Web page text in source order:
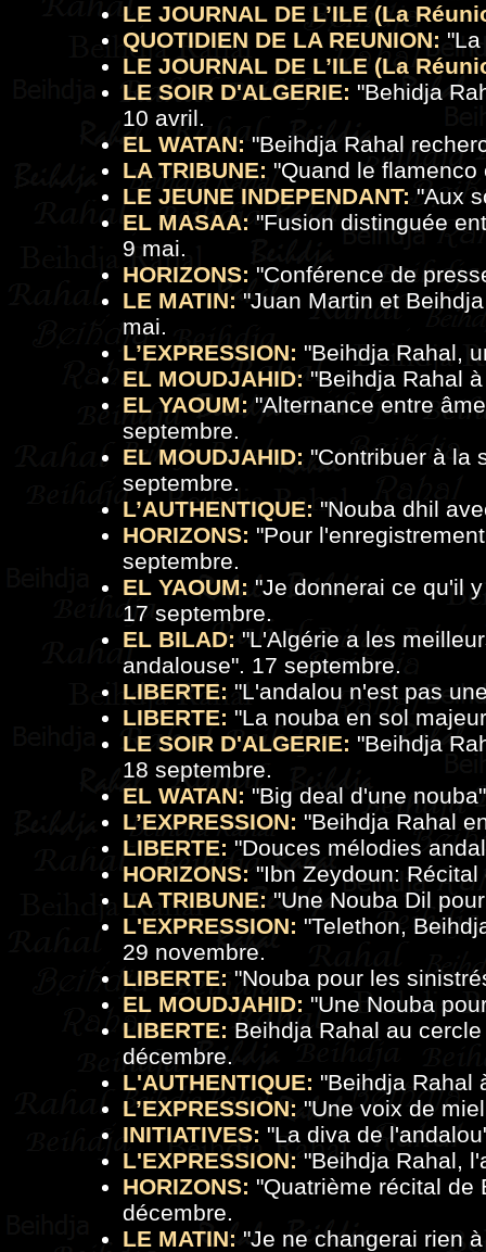
LE JOURNAL DE L’ILE (La
QUOTIDIEN DE LA REUNION:
LE JOURNAL DE L’ILE (La
LE SOIR D'ALGERIE: "Behidja
10 avril.
EL WATAN: "Beihdja Rahal
LA TRIBUNE: "Quand le
LE JEUNE INDEPENDANT: "Aux
EL MASAA: "Fusion distinguée
9 mai.
HORIZONS: "Conférence de
LE MATIN: "Juan Martin et
mai.
L’EXPRESSION: "Beihdja Rahal,
EL MOUDJAHID: "Beihdja Rahal
EL YAOUM: "Alternance entre
septembre.
EL MOUDJAHID: "Contribuer à la
septembre.
L’AUTHENTIQUE: "Nouba dhil
HORIZONS: "Pour
septembre.
EL YAOUM: "Je donnerai ce qu'il
17 septembre.
EL BILAD: "L'Algérie a les
andalouse". 17 septembre.
LIBERTE: "L'andalou n'est pas
LIBERTE: "La nouba en sol
LE SOIR D'ALGERIE: "Beihdja
18 septembre.
EL WATAN: "Big deal d'une nouba
L’EXPRESSION: "Beihdja Rahal
LIBERTE: "Douces mélodies
HORIZONS: "Ibn Zeydoun:
LA TRIBUNE: "Une Nouba Dil
L'EXPRESSION: "Telethon,
29 novembre.
LIBERTE: "Nouba pour les
EL MOUDJAHID: "Une Nouba
LIBERTE: Beihdja Rahal au
décembre.
L'AUTHENTIQUE: "Beihdja Rahal
L’EXPRESSION: "Une voix de
INITIATIVES: "La diva de
L'EXPRESSION: "Beihdja Rahal,
HORIZONS: "Quatrième récital de
décembre.
LE MATIN: "Je ne changerai rien